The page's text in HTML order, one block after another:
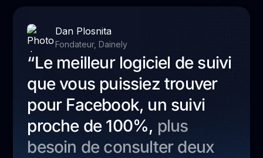
Dan Plosnita
Fondateur, Dainely
“Le meilleur logiciel de suivi
que vous puissiez trouver
pour Facebook, un suivi
proche de 100%, plus
besoin de consulter deux